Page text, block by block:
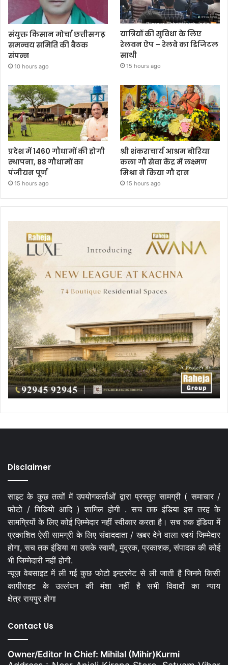
संयुक्त किसान मोर्चा छत्तीसगढ़
समन्वय समिति की बैठक
संपन्न
10 hours ago
यात्रियों की सुविधा के लिए
रेलवन ऐप – रेलवे का डिजिटल
साथी
15 hours ago
प्रदेश में 1460 गौधामों की होगी
स्थापना, 88 गौधामों का
पंजीयन पूर्ण
15 hours ago
श्री शंकराचार्य आश्रम बोरिया
कला गौ सेवा केंद्र में लक्ष्मण
मिश्रा ने किया गौ दान
15 hours ago
Disclaimer
साइट के कुछ तत्वों में उपयोगकर्ताओं द्वारा प्रस्तुत सामग्री ( समाचार /
फोटो / विडियो आदि ) शामिल होगी . सच तक इंडिया इस तरह के
सामग्रियों के लिए कोई ज़िम्मेदार नहीं स्वीकार करता है। सच तक इंडिया में
प्रकाशित ऐसी सामग्री के लिए संवाददाता / खबर देने वाला स्वयं जिम्मेदार
होगा, सच तक इंडिया या उसके स्वामी, मुद्रक, प्रकाशक, संपादक की कोई
भी जिम्मेदारी नहीं होगी.
न्यूज़ वेबसाइट में ली गई कुछ फोटो इन्टरनेट से ली जाती है जिनमे किसी
कापीराइट के उल्लंघन की मंशा नहीं है सभी विवादों का न्याय
क्षेत्र रायपुर होगा
Contact Us
Owner/Editor In Chief: Mihilal (Mihir)Kurmi